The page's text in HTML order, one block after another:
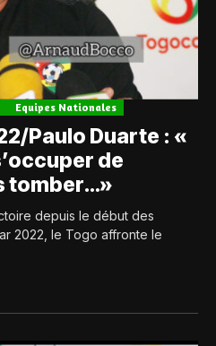
Equipes Nationales
Paulo Duarte : «
de
tomber…»
depuis le début des
2022, le Togo affronte le